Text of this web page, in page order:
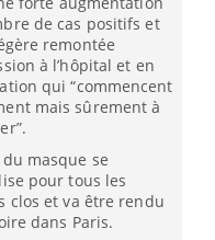
de cas positifs et
remontée
à l’hôpital et en
qui “commencent
mais sûrement à
masque se
pour tous les
clos et va être rendu
dans Paris.